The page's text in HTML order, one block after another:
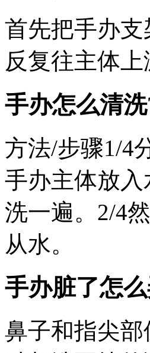
首先把手办
反复往主体
手办怎么清
方法/步骤1/4
手办主体放
洗一遍。2/4
从水。
手办脏了怎
鼻子和指尖